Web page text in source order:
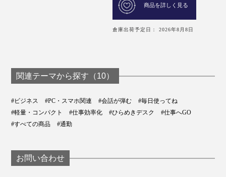
商品を詳しく見る
倉庫出荷予定日： 2026年8月8日
関連テーマから探す（10）
#ビジネス #PC・スマホ関連 #会話が弾む
#毎日使ってね
#軽量・コンパクト
#仕事効率化 #ひらめきデスク
#仕事へGO
#すべての商品
#通勤
お問い合わせ